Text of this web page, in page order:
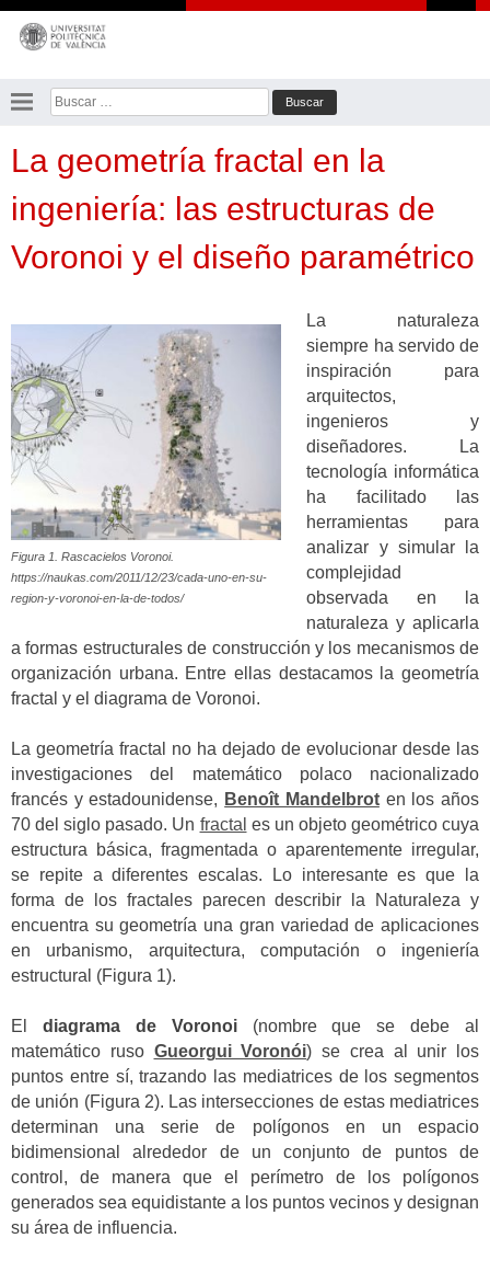
Saltar
contenido
Buscar:
La geometría fractal en la
ingeniería: las estructuras de
Voronoi y el diseño paramétrico
Figura 1. Rascacielos Voronoi.
https://naukas.com/2011/12/23/cada-uno-en-su-
region-y-voronoi-en-la-de-todos/
La naturaleza
siempre ha servido de
inspiración para
arquitectos,
ingenieros y
diseñadores. La
tecnología informática
ha facilitado las
herramientas para
analizar y simular la
complejidad
observada en la
naturaleza y aplicarla
a formas estructurales de construcción y los mecanismos de
organización urbana. Entre ellas destacamos la geometría
fractal y el diagrama de Voronoi.
La geometría fractal no ha dejado de evolucionar desde las
investigaciones del matemático polaco nacionalizado
francés y estadounidense, Benoît Mandelbroten los años
70 del siglo pasado. Un fractal es un objeto geométrico cuya
estructura básica, fragmentada o aparentemente irregular,
se repite a diferentes escalas. Lo interesante es que la
forma de los fractales parecen describir la Naturaleza y
encuentra su geometría una gran variedad de aplicaciones
en urbanismo, arquitectura, computación o ingeniería
estructural (Figura 1).
El diagrama de Voronoi(nombre que se debe al
matemático ruso Gueorgui Voronói) se crea al unir los
puntos entre sí, trazando las mediatrices de los segmentos
de unión (Figura 2). Las intersecciones de estas mediatrices
determinan una serie de polígonos en un espacio
bidimensional alrededor de un conjunto de puntos de
control, de manera que el perímetro de los polígonos
generados sea equidistante a los puntos vecinos y designan
su área de influencia.